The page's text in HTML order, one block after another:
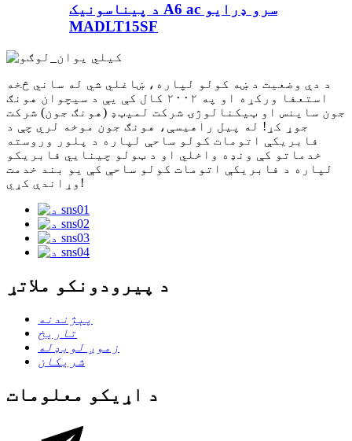
د پیناسونیک A6 ac سرو ډرایو
MADLT15SF
د دې وضعیت د ښه کولو لپاره، ښاغلي شي له ساني څخه
استعفا ورکړه او په ۲۰۰۲ کال کې یې د سیچوان هونګ
جون ساینس او ​​ټیکنالوژۍ شرکت لمیټډ (هونګ جون) شرکت
جوړ کړ! له پیل راهیسې، هونګ جون موخه لري چې د
فابریکې اتومات کولو ساحې لپاره د پلور وروسته
خدماتو کې ونډه واخلي او د ټولو چینایي فابریکو
لپاره د فابریکې اتومات کولو ساحې کې یو بند خدمت
وړاندې کړي!
د پیرودونکو ملاتړ
پېژندنه
تاریخ
زموږ لوبډله
شریکان
د اړیکو معلومات